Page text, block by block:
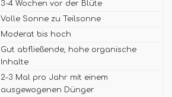
3-4 Wochen vor der Blüte
Volle Sonne zu Teilsonne
Moderat bis hoch
Gut abfließende, hohe organische
Inhalte
2-3 Mal pro Jahr mit einem
ausgewogenen Dünger